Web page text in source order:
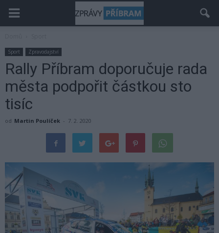
Sport Zpravodajství
Rally Příbram doporučuje rada
města podpořit částkou sto
tisíc
od Martin Poulíček - 7. 2. 2020